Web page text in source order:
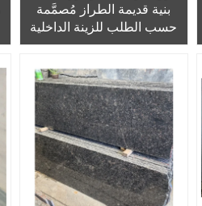
بنية قديمة الطراز مُصمَّمة
حسب الطلب للزينة الداخلية
والخارجية باستخدام الحجر